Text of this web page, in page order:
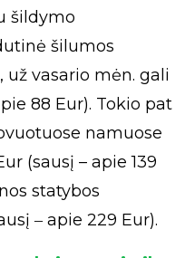
šildymo
šilumos
vasario mėn. gali
88 Eur). Tokio pat
namuose
(sausį – apie 139
statybos
‒ apie 229 Eur).